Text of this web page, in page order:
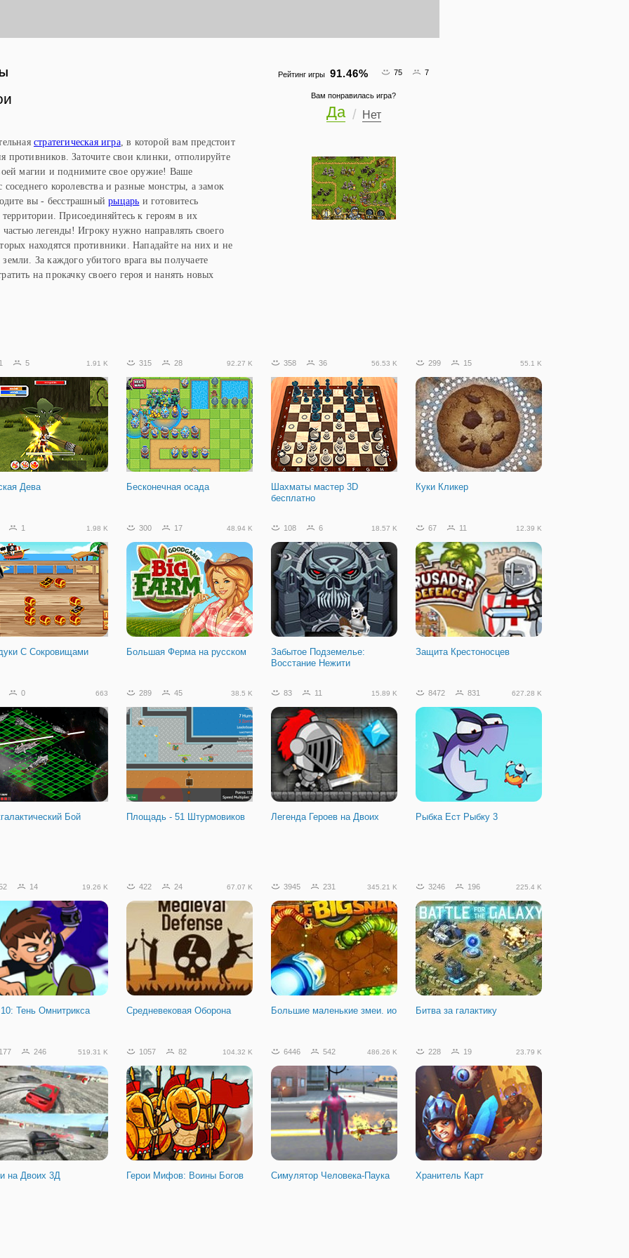
Рейтинг игры 91.46% 75 7
Вам понравилась игра?
Да Нет
стратегическая игра, в которой вам предстоит
противников. Заточите свои клинки, отполируйте
магии и поднимите свое оружие! Ваше
королевства и разные монстры, а замок
вы - бесстрашныйрыцарь и готовитесь
Присоединяйтесь к героям в их
частью легенды! Игроку нужно направлять своего
находятся противники. Нападайте на них и не
За каждого убитого врага вы получаете
на прокачку своего героя и нанять новых
5 1.91 K
Дева
315 28 92.27 K
Бесконечная осада
358 36 56.53 K
Шахматы мастер 3D
бесплатно
299 15 55.1 K
Куки Кликер
1 1.98 K
С Сокровищами
300 17 48.94 K
Большая Ферма на русском
108 6 18.57 K
Забытое Подземелье:
Восстание Нежити
67 11 12.39 K
Защита Крестоносцев
0 663
Бой
289 45 38.5 K
Площадь - 51 Штурмовиков
83 11 15.89 K
Легенда Героев на Двоих
8472 831 627.28 K
Рыбка Ест Рыбку 3
Сокровищ
14 19.26 K
Тень Омнитрикса
422 24 67.07 K
Средневековая Оборона
3945 231 345.21 K
Большие маленькие змеи. ио
3246 196 225.4 K
Битва за галактику
246 519.31 K
на Двоих 3Д
1057 82 104.32 K
Герои Мифов: Воины Богов
6446 542 486.26 K
Симулятор Человека-Паука
228 19 23.79 K
Хранитель Карт